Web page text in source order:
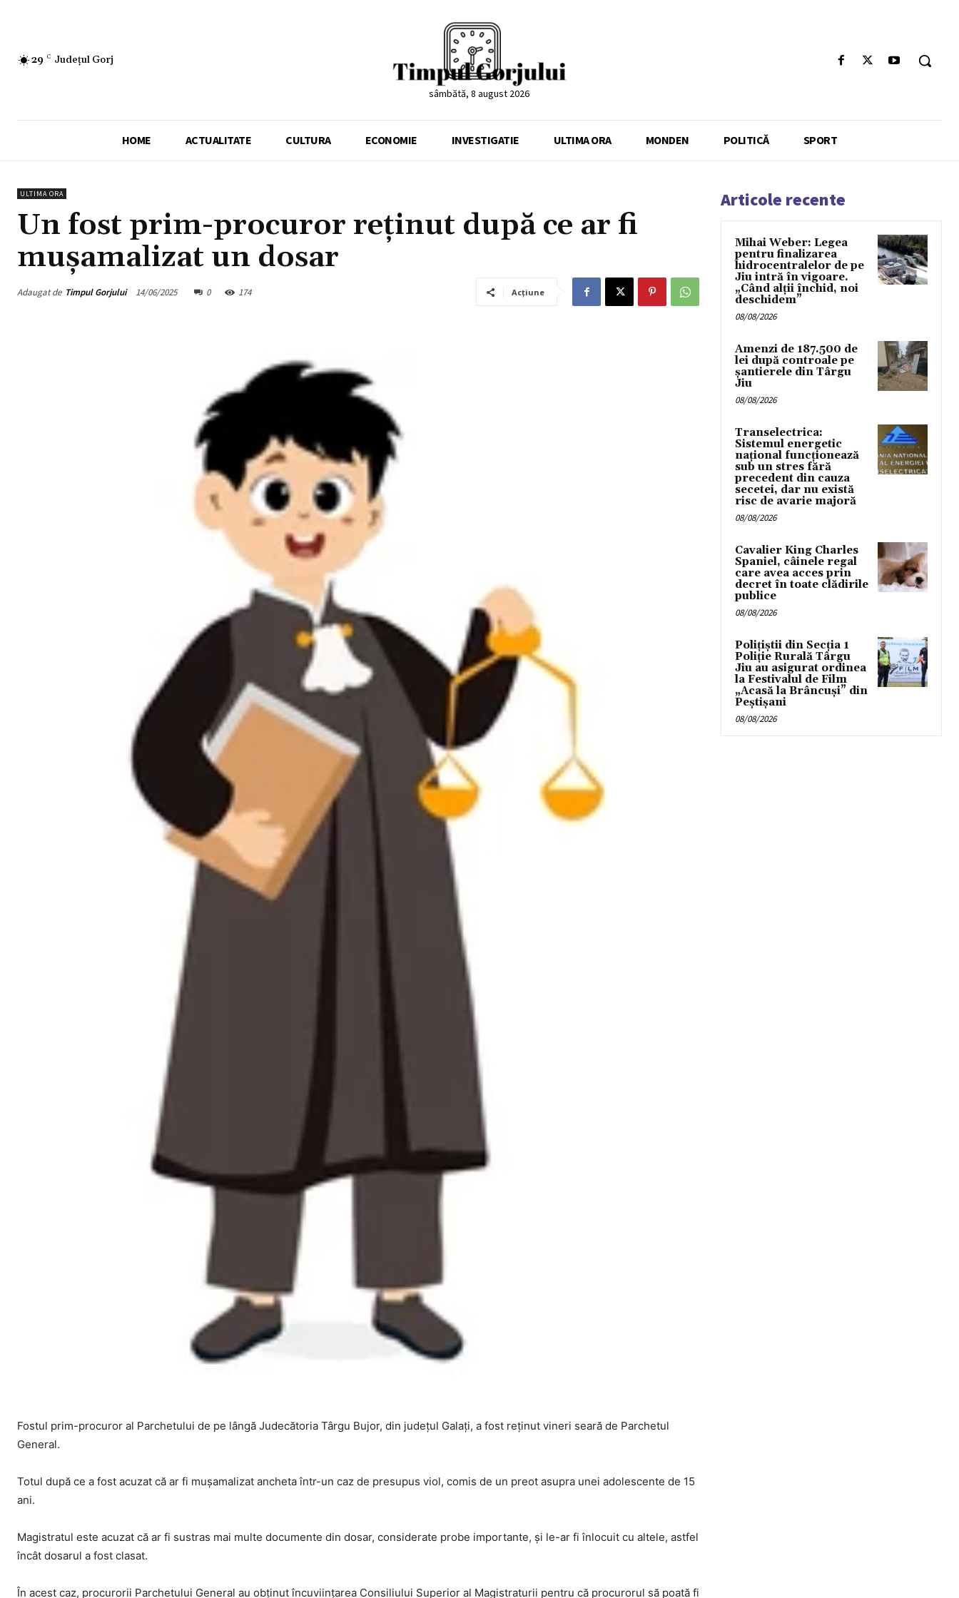
29 C Județul Gorj
sâmbătă, 8 august 2026
HOME ACTUALITATE CULTURA ECONOMIE INVESTIGATIE ULTIMA ORA MONDEN POLITICĂ SPORT
ULTIMA ORA
Un fost prim-procuror reținut după ce ar fi
mușamalizat un dosar
Adaugat de Timpul Gorjului 14/06/2025 0 174 Acțiune
Fostul prim-procuror al Parchetului de pe lângă Judecătoria Târgu Bujor, din județul Galați, a fost reținut vineri seară de Parchetul
General.
Totul după ce a fost acuzat că ar fi mușamalizat ancheta într-un caz de presupus viol, comis de un preot asupra unei adolescente de 15
ani.
Magistratul este acuzat că ar fi sustras mai multe documente din dosar, considerate probe importante, și le-ar fi înlocuit cu altele, astfel
încât dosarul a fost clasat.
În acest caz, procurorii Parchetului General au obținut încuviințarea Consiliului Superior al Magistraturii pentru că procurorul să poată fi
Articole recente
Mihai Weber: Legea
pentru finalizarea
hidrocentralelor de pe
Jiu intră în vigoare.
„Când alții închid, noi
deschidem”
08/08/2026
Amenzi de 187.500 de
lei după controale pe
șantierele din Târgu
Jiu
08/08/2026
Transelectrica:
Sistemul energetic
național funcționează
sub un stres fără
precedent din cauza
secetei, dar nu există
risc de avarie majoră
08/08/2026
Cavalier King Charles
Spaniel, câinele regal
care avea acces prin
decret în toate clădirile
publice
08/08/2026
Polițiștii din Secția 1
Poliție Rurală Târgu
Jiu au asigurat ordinea
la Festivalul de Film
„Acasă la Brâncuși” din
Peștișani
08/08/2026